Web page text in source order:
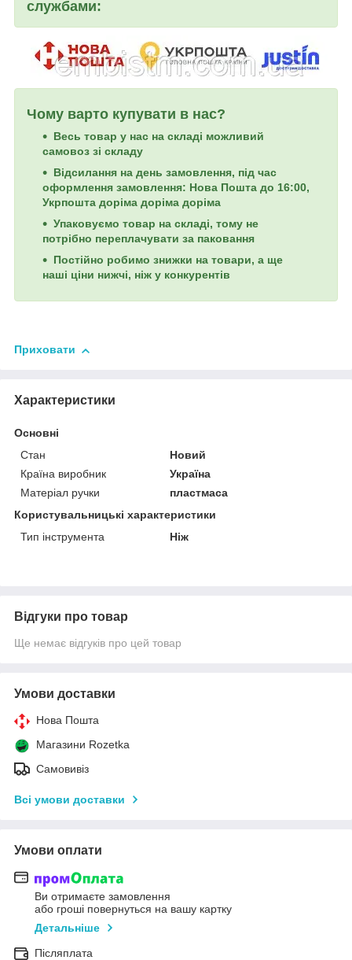
службами:
Чому варто купувати в нас?
Весь товар у нас на складі можливий
самовоз зі складу
Відсилання на день замовлення, під час
оформлення замовлення: Нова Пошта до 16:00,
Укрпошта доріма доріма доріма
Упаковуємо товар на складі, тому не
потрібно переплачувати за паковання
Постійно робимо знижки на товари, а ще
наші ціни нижчі, ніж у конкурентів
Приховати
Характеристики
Основні
Стан
Новий
Країна виробник
Україна
Матеріал ручки
пластмаса
Користувальницькі характеристики
Тип інструмента
Ніж
Відгуки про товар
Ще немає відгуків про цей товар
Умови доставки
Нова Пошта
Магазини Rozetka
Самовивіз
Всі умови доставки
Умови оплати
Ви отримаєте замовлення
або гроші повернуться на вашу картку
Детальніше
Післяплата